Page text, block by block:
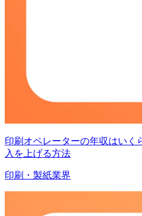
印刷オペレーターの年収はいく
入を上げる方法
印刷・製紙業界